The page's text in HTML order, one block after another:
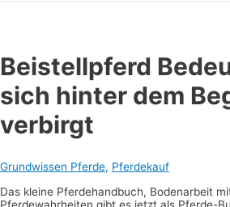
Beistellpferd
sich hinter dem
verbirgt
Grundwissen Pferde, Pferdekauf
Das kleine Pferdehandbuch, Bodenarbeit